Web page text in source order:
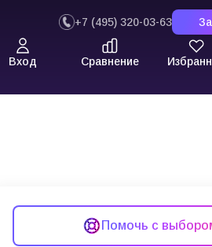
+7 (495) 320-03-63
Вход Сравнение
Помочь с